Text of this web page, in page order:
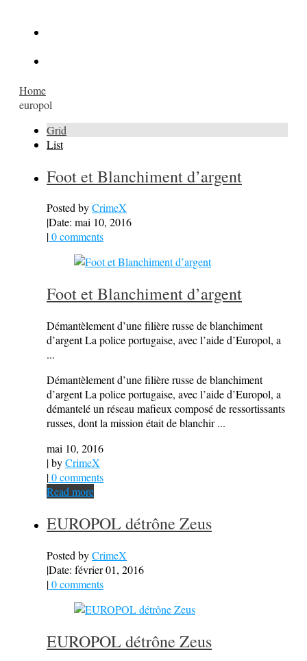
Home
europol
Grid
List
Foot et Blanchiment d’argent
Posted byCrimeX
|Date: mai 10, 2016
|0 comments
Foot et Blanchiment d’argent
Démantèlement d’une filière russe de blanchiment
d’argent La police portugaise, avec l’aide d’Europol, a
...
Démantèlement d’une filière russe de blanchiment
d’argent La police portugaise, avec l’aide d’Europol, a
démantelé un réseau mafieux composé de ressortissants
russes, dont la mission était de blanchir ...
mai 10, 2016
| byCrimeX
|0 comments
Read more
EUROPOL détrône Zeus
Posted byCrimeX
|Date: février 01, 2016
|0 comments
EUROPOL détrône Zeus